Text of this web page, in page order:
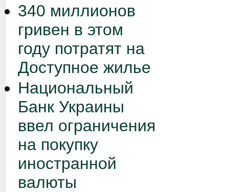
340 миллионов
гривен в этом
году потратят на
Доступное жилье
Национальный
Банк Украины
ввел ограничения
на покупку
иностранной
валюты